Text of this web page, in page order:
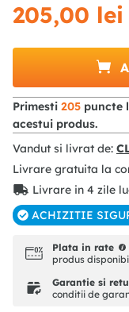
205,00 lei
Primesti 205 puncte
acestui produs.
Vandut si livrat de:
Livrare gratuita la
Livrare in 4 zile
ACHIZITIE
Plata in rate
produs
Garantie si
conditii de